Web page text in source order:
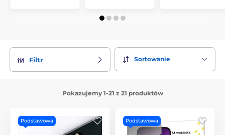
Filtr Sortowanie
Pokazujemy 1-21 z 21 produktów
Podstawowa Podstawowa